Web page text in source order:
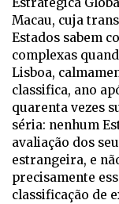
Estratégica
Macau, cuja
Estados sabem
complexas
Lisboa,
classifica, ano
quarenta vezes
séria: nenhum
avaliação dos
estrangeira, e
precisamente
classificação de